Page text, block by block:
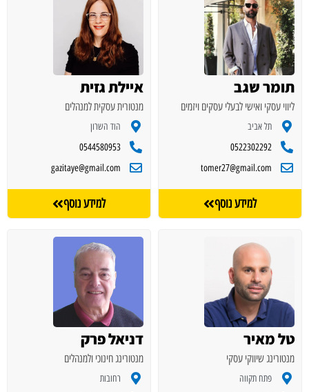
תומר שגב
ליווי עסקי ואישי לבעלי עסקים ויזמים
תל אביב
0522302292
tomer27@gmail.com
למידע נוסף
איילת גזית
מנטורית עסקית למנהלים
הוד השרון
0544580953
gazitaye@gmail.com
למידע נוסף
טל מאיר
מנטורינג שיווקי עסקי
פתח תקווה
דניאל פרק
מנטורינג חינוכי ולמנהלים
רחובות